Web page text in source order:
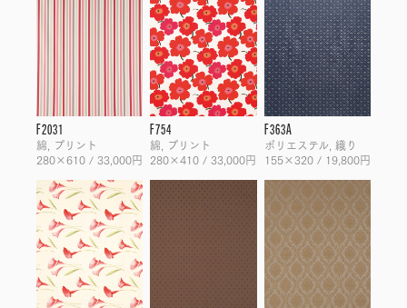
F2031
綿, プリント
280×610 / 33,000円
F754
綿, プリント
280×410 / 33,000円
F363A
ポリエステル, 織り
155×320 / 19,800円